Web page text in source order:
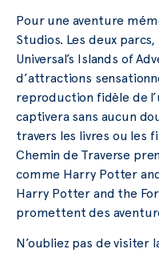
Pour une aventure
Studios. Les deux
Universal’s Islands of
d’attractions
reproduction fidèle de
captivera sans aucun
travers les livres ou les
Chemin de Traverse
comme Harry Potter
Harry Potter and the
promettent des
N’oubliez pas de